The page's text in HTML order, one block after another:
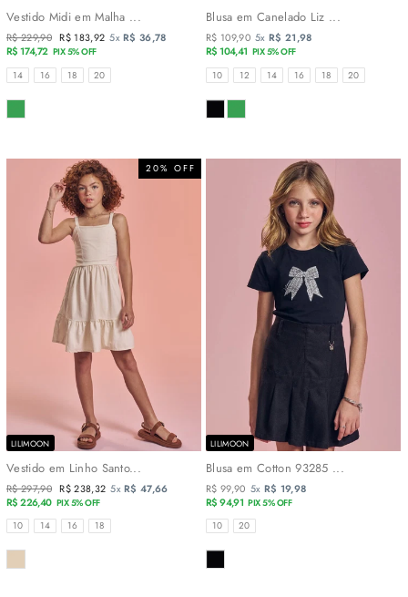
Vestido Midi em Malha ...
Preço
normal
R$ 229,90 Preço
promocional
R$ 183,92 5xR$ 36,78
R$ 174,72 PIX 5% OFF
TAMANHOS
14 16 18 20
COR
Blusa em Canelado Liz ...
R$ 109,90 5x R$ 21,98
R$ 104,41 PIX 5% OFF
TAMANHOS
10 12 14 16 18 20
COR
20% OFF
LILIMOON
Vestido em Linho Santo...
Preço
normal
R$ 297,90 Preço
promocional
R$ 238,32 5xR$ 47,66
R$ 226,40 PIX 5% OFF
TAMANHOS
10 14 16 18
COR
LILIMOON
Blusa em Cotton 93285 ...
R$ 99,90 5x R$ 19,98
R$ 94,91 PIX 5% OFF
TAMANHOS
10 20
COR